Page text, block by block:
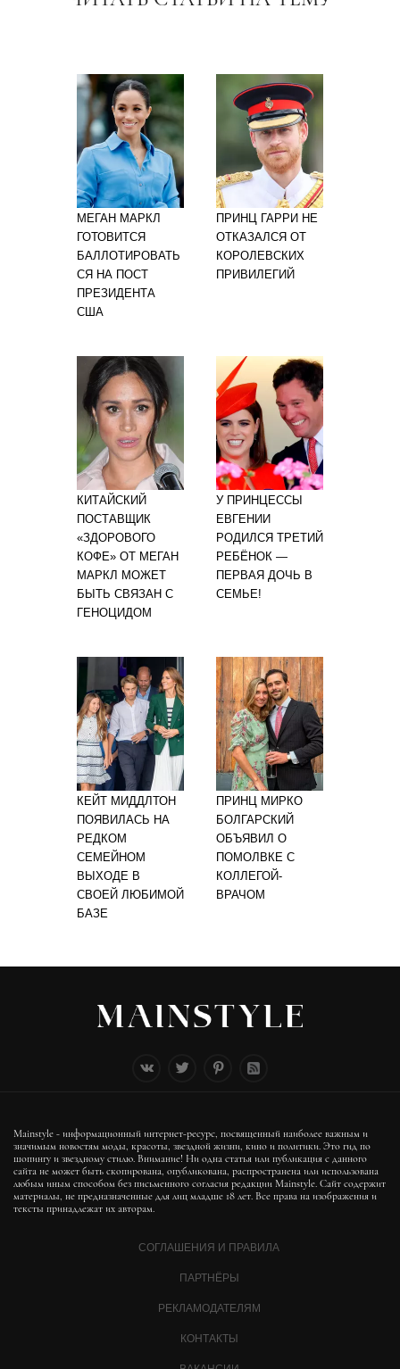
МЕГАН МАРКЛ
ГОТОВИТСЯ
БАЛЛОТИРОВАТЬ
СЯ НА ПОСТ
ПРЕЗИДЕНТА
США
ПРИНЦ ГАРРИ НЕ
ОТКАЗАЛСЯ ОТ
КОРОЛЕВСКИХ
ПРИВИЛЕГИЙ
КИТАЙСКИЙ
ПОСТАВЩИК
«ЗДОРОВОГО
КОФЕ» ОТ МЕГАН
МАРКЛ МОЖЕТ
БЫТЬ СВЯЗАН С
ГЕНОЦИДОМ
У ПРИНЦЕССЫ
ЕВГЕНИИ
РОДИЛСЯ ТРЕТИЙ
РЕБЁНОК —
ПЕРВАЯ ДОЧЬ В
СЕМЬЕ!
КЕЙТ МИДДЛТОН
ПОЯВИЛАСЬ НА
РЕДКОМ
СЕМЕЙНОМ
ВЫХОДЕ В
СВОЕЙ ЛЮБИМОЙ
БАЗЕ
ПРИНЦ МИРКО
БОЛГАРСКИЙ
ОБЪЯВИЛ О
ПОМОЛВКЕ С
КОЛЛЕГОЙ-
ВРАЧОМ
Mainstyle - информационный интернет-ресурс, посвященный наиболее важным и
значимым новостям моды, красоты, звездной жизни, кино и политики. Это гид по
шопингу и звездному стилю. Внимание! Ни одна статья или публикация с данного
сайта не может быть скопирована, опубликована, распространена или использована
любым иным способом без письменного согласия редакции Mainstyle. Сайт содержит
материалы, не предназначенные для лиц младше 18 лет. Все права на изображения и
тексты принадлежат их авторам.
СОГЛАШЕНИЯ И ПРАВИЛА
ПАРТНЁРЫ
РЕКЛАМОДАТЕЛЯМ
КОНТАКТЫ